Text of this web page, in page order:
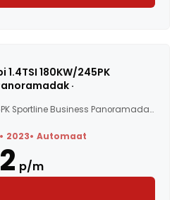
1.4TSI 180KW/245PK
·
Combi 1.4TSI 180KW/245PK Sportline Business Panoramadak ·...
2023 Automaat
p/m